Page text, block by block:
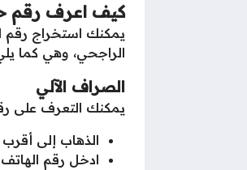
كيف اعرف رقم
الراجحي، وهي كما
الصراف الآلي
يمكنك التعرف على
الذهاب إلى
ادخل رقم